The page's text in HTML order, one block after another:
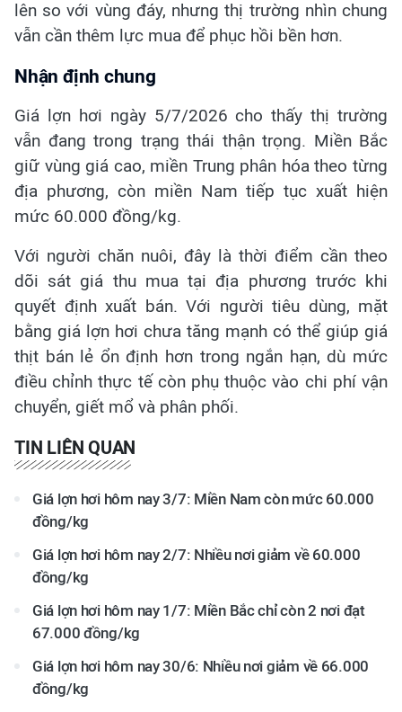
lên so với vùng đáy, nhưng thị trường nhìn chung
vẫn cần thêm lực mua để phục hồi bền hơn.
Nhận định chung
Giá lợn hơi ngày 5/7/2026 cho thấy thị trường
vẫn đang trong trạng thái thận trọng. Miền Bắc
giữ vùng giá cao, miền Trung phân hóa theo từng
địa phương, còn miền Nam tiếp tục xuất hiện
mức 60.000 đồng/kg.
Với người chăn nuôi, đây là thời điểm cần theo
dõi sát giá thu mua tại địa phương trước khi
quyết định xuất bán. Với người tiêu dùng, mặt
bằng giá lợn hơi chưa tăng mạnh có thể giúp giá
thịt bán lẻ ổn định hơn trong ngắn hạn, dù mức
điều chỉnh thực tế còn phụ thuộc vào chi phí vận
chuyển, giết mổ và phân phối.
TIN LIÊN QUAN
Giá lợn hơi hôm nay 3/7: Miền Nam còn mức 60.000
đồng/kg
Giá lợn hơi hôm nay 2/7: Nhiều nơi giảm về 60.000
đồng/kg
Giá lợn hơi hôm nay 1/7: Miền Bắc chỉ còn 2 nơi đạt
67.000 đồng/kg
Giá lợn hơi hôm nay 30/6: Nhiều nơi giảm về 66.000
đồng/kg